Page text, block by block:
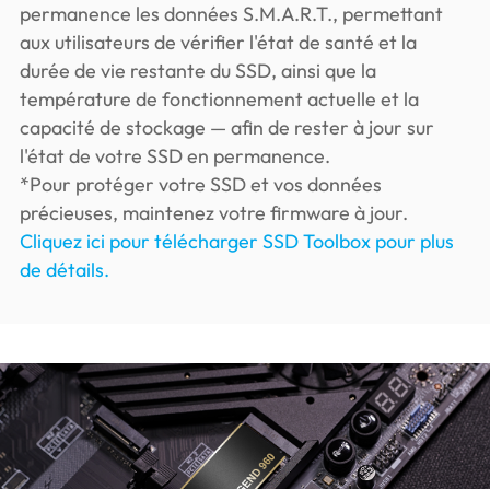
permanence les données S.M.A.R.T., permettant
aux utilisateurs de vérifier l'état de santé et la
durée de vie restante du SSD, ainsi que la
température de fonctionnement actuelle et la
capacité de stockage — afin de rester à jour sur
l'état de votre SSD en permanence.
*Pour protéger votre SSD et vos données
précieuses, maintenez votre firmware à jour.
Cliquez ici pour télécharger SSD Toolbox pour plus
de détails.